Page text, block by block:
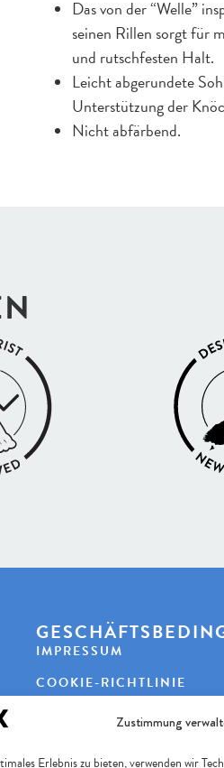
Zustimmung
Erlebnis zu bieten, verwenden wir
Das von der “Welle”
seinen Rillen sorgt für
und rutschfesten Halt.
Leicht abgerundete
Unterstützung der
Nicht abfärbend.
IMPRESSUM
COOKIE-RICHTLINIE